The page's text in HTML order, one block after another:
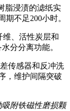
脂浸渍的滤纸实
不足200小时。
维、活性炭层和
分分离功能。
传感器和反冲洗
，维护间隔突破
附铁磁性磨损颗